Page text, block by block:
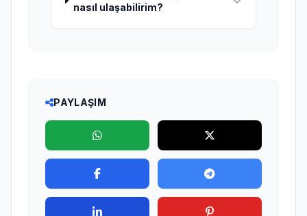
nasıl ulaşabilirim?
PAYLAŞIM